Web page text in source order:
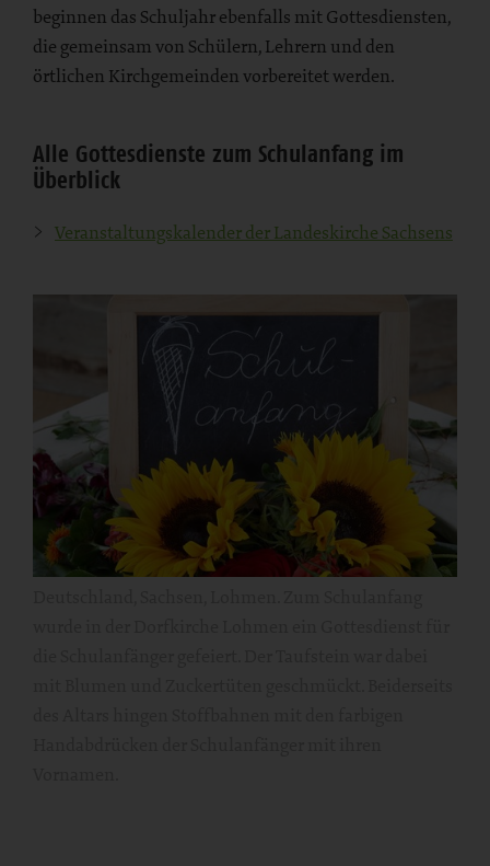
beginnen das Schuljahr ebenfalls mit Gottesdiensten,
die gemeinsam von Schülern, Lehrern und den
örtlichen Kirchgemeinden vorbereitet werden.
Alle Gottesdienste zum Schulanfang im
Überblick
Veranstaltungskalender der Landeskirche Sachsens